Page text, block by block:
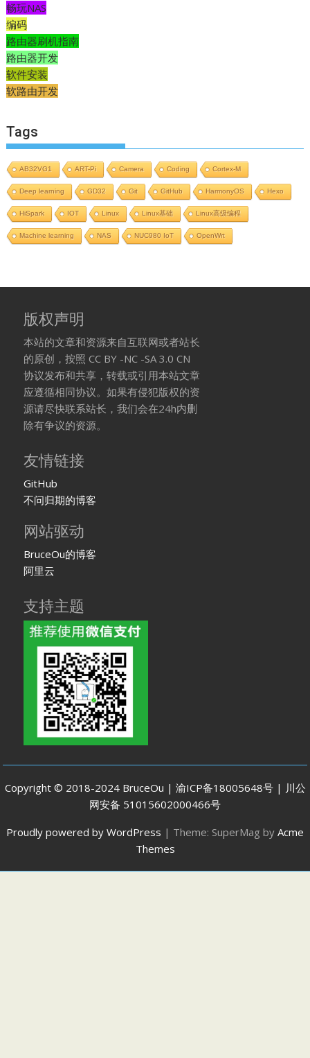
畅玩NAS
编码
路由器刷机指南
路由器开发
软件安装
软路由开发
Tags
AB32VG1 ART-Pi Camera Coding Cortex-M
Deep learning GD32 Git GitHub HarmonyOS Hexo
HiSpark IOT Linux Linux基础 Linux高级编程
Machine learning NAS NUC980 IoT OpenWrt
版权声明
本站的文章和资源来自互联网或者站长
的原创，按照 CC BY -NC -SA 3.0 CN
协议发布和共享，转载或引用本站文章
应遵循相同协议。如果有侵犯版权的资
源请尽快联系站长，我们会在24h内删
除有争议的资源。
友情链接
GitHub
不问归期的博客
网站驱动
BruceOu的博客
阿里云
支持主题
Copyright © 2018-2024 BruceOu | 渝ICP备18005648号 | 川公
网安备 51015602000466号
Proudly powered by WordPress | Theme: SuperMag by Acme
Themes